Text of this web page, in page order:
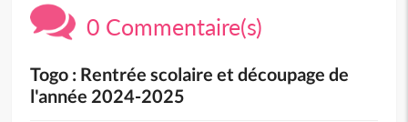
0 Commentaire(s)
Togo : Rentrée scolaire et découpage de
l'année 2024-2025